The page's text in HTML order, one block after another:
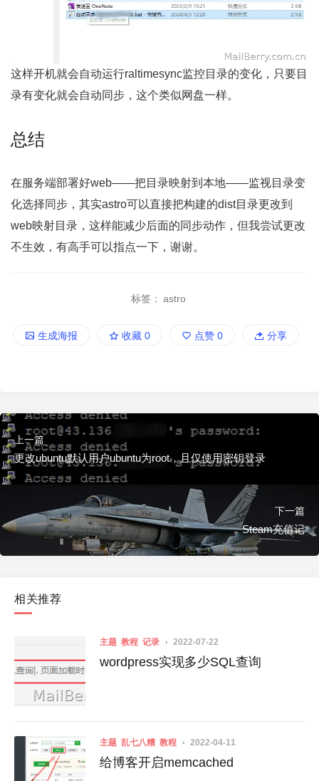
这样开机就会自动运行raltimesync监控目录的变化，只要目
录有变化就会自动同步，这个类似网盘一样。
总结
在服务端部署好web——把目录映射到本地——监视目录变
化选择同步，其实astro可以直接把构建的dist目录更改到
web映射目录，这样能减少后面的同步动作，但我尝试更改
不生效，有高手可以指点一下，谢谢。
标签： astro
生成海报 收藏 0 点赞 0 分享
上一篇
更改ubuntu默认用户ubuntu为root，且仅使用密钥登录
下一篇
Steam充值记
相关推荐
主题 教程 记录 2022-07-22
wordpress实现多少SQL查询
主题 乱七八糟 教程 2022-04-11
给博客开启memcached